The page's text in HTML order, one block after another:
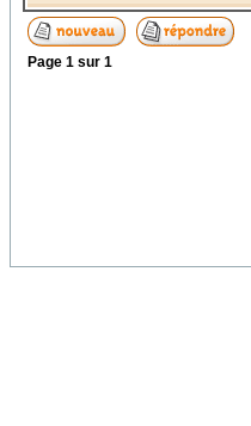
Page 1 sur 1